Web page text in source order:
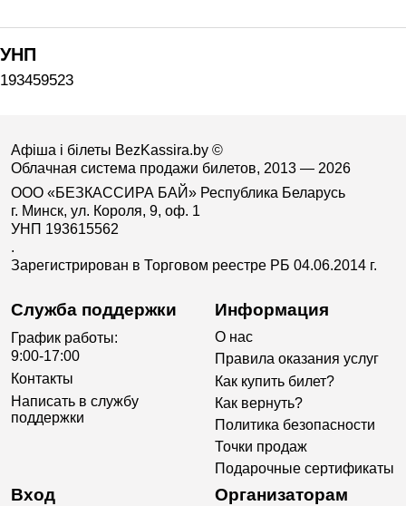
УНП
193459523
Афіша і білеты BezKassira.by ©
Облачная система продажи билетов, 2013 — 2026
ООО «БЕЗКАССИРА БАЙ» Республика Беларусь
г. Минск, ул. Короля, 9, оф. 1
УНП 193615562
.
Зарегистрирован в Торговом реестре РБ 04.06.2014 г.
Служба поддержки
График работы:
9:00-17:00
Контакты
Написать в службу
поддержки
Информация
О нас
Правила оказания услуг
Как купить билет?
Как вернуть?
Политика безопасности
Точки продаж
Подарочные сертификаты
Вход Организаторам